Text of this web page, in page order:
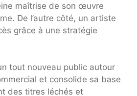
maîtrise de son œuvre
De l’autre côté, un artiste
grâce à une stratégie
tout nouveau public autour
et consolide sa base
des titres léchés et